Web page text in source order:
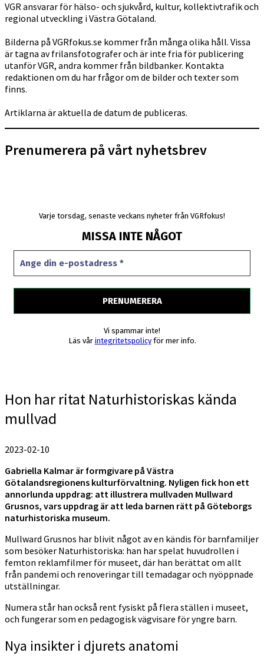
VGR ansvarar för hälso- och sjukvård, kultur, kollektivtrafik och
regional utveckling i Västra Götaland.
Bilderna på VGRfokus.se kommer från många olika håll. Vissa
är tagna av frilansfotografer och är inte fria för publicering
utanför VGR, andra kommer från bildbanker. Kontakta
redaktionen om du har frågor om de bilder och texter som
finns.
Artiklarna är aktuella de datum de publiceras.
Prenumerera på vårt nyhetsbrev
Varje torsdag, senaste veckans nyheter från VGRfokus!
MISSA INTE NÅGOT
Vi spammar inte!
Läs vår integritetspolicyför mer info.
Hon har ritat Naturhistoriskas kända
mullvad
2023-02-10
Gabriella Kalmar är formgivare på Västra
Götalandsregionens kulturförvaltning. Nyligen fick hon ett
annorlunda uppdrag: att illustrera mullvaden Mullward
Grusnos, vars uppdrag är att leda barnen rätt på Göteborgs
naturhistoriska museum.
Mullward Grusnos har blivit något av en kändis för barnfamiljer
som besöker Naturhistoriska: han har spelat huvudrollen i
femton reklamfilmer för museet, där han berättat om allt
från pandemi och renoveringar till temadagar och nyöppnade
utställningar.
Numera står han också rent fysiskt på flera ställen i museet,
och fungerar som en pedagogisk vägvisare för yngre barn.
Nya insikter i djurets anatomi